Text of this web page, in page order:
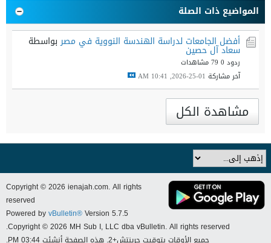
المواضيع ذات الصلة
أفضل الجامعات لدراسة الهندسة النووية في مصر بواسطة
سعاد آل حصين
ردود 0
79 مشاهدات
آخر مشاركة 01-25-2026, 10:41 AM
مشاهدة الكل
Copyright © 2026 ienajah.com. All rights
reserved
Powered byvBulletin®Version 5.7.5
Copyright © 2026 MH Sub I, LLC dba vBulletin. All rights reserved.
جميع الأوقات بتوقيت جرينتش+2. هذه الصفحة أنشئت 03:44 PM.